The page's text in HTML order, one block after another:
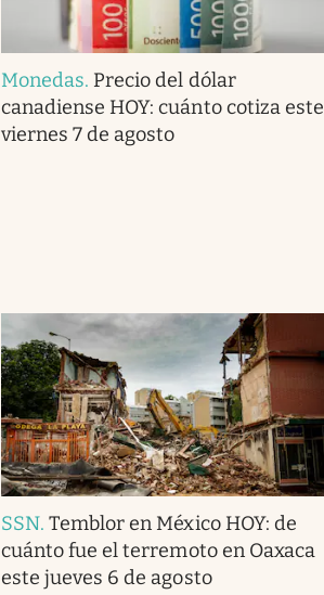
Monedas. Precio del dólar
canadiense HOY: cuánto cotiza este
viernes 7 de agosto
SSN.Temblor en México HOY: de
cuánto fue el terremoto en Oaxaca
este jueves 6 de agosto